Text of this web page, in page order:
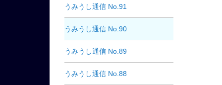
うみうし通信 No.91
うみうし通信 No.90
うみうし通信 No.89
うみうし通信 No.88